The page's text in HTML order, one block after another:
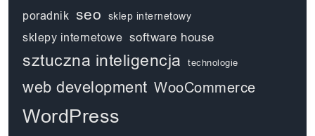
poradnik seo sklep internetowy
sklepy internetowe software house
sztuczna inteligencja technologie
web development WooCommerce
WordPress